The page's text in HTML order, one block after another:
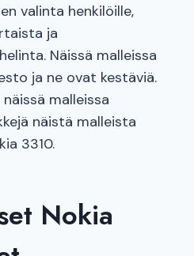
valinta henkilöille,
ja
Näissä malleissa
ja ne ovat kestäviä.
malleissa
näistä malleista
3310.
Nokia